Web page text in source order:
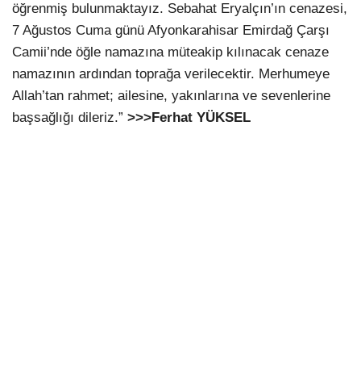
öğrenmiş bulunmaktayız. Sebahat Eryalçın’ın cenazesi,
7 Ağustos Cuma günü Afyonkarahisar Emirdağ Çarşı
Camii’nde öğle namazına müteakip kılınacak cenaze
namazının ardından toprağa verilecektir. Merhumeye
Allah’tan rahmet; ailesine, yakınlarına ve sevenlerine
başsağlığı dileriz.” >>>Ferhat YÜKSEL